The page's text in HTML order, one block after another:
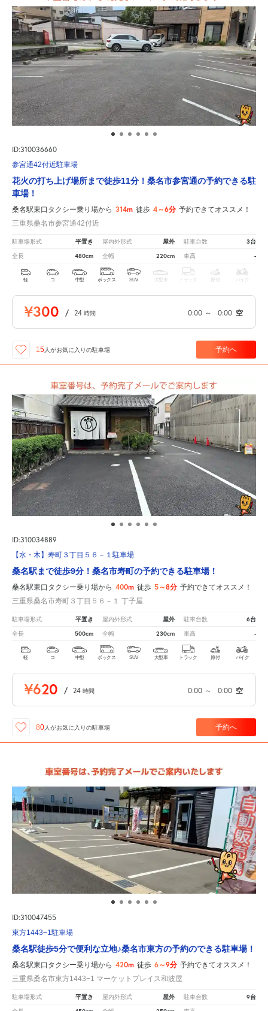
ID:310036660
参宮通42付近駐車場
花火の打ち上げ場所まで徒歩11分！桑名市参宮通の予約できる駐
車場！
桑名駅東口タクシー乗り場から 314m 徒歩 4～6分 予約できてオススメ！
三重県桑名市参宮通42付近
駐車場形式 平置き 屋内外形式 屋外 駐車台数 3台
全長 480cm 全幅 220cm 車高 -
軽 コ 中型 ボックス SUV 大型車 トラック 原付 バイク
¥300 / 24 時間 0:00 ～ 0:00 空
15 人がお気に入りの駐車場 予約へ
ID:310034889
【水・木】寿町３丁目５６－１駐車場
桑名駅まで徒歩9分！桑名市寿町の予約できる駐車場！
桑名駅東口タクシー乗り場から 400m 徒歩 5～8分 予約できてオススメ！
三重県桑名市寿町３丁目５６－１ 丁子屋
駐車場形式 平置き 屋内外形式 屋外 駐車台数 6台
全長 500cm 全幅 230cm 車高 -
軽 コ 中型 ボックス SUV 大型車 トラック 原付 バイク
¥620 / 24 時間 0:00 ～ 0:00 空
80 人がお気に入りの駐車場 予約へ
ID:310047455
東方1443−1駐車場
桑名駅徒歩5分で便利な立地♪桑名市東方の予約のできる駐車場！
桑名駅東口タクシー乗り場から 420m 徒歩 6～9分 予約できてオススメ！
三重県桑名市東方1443−1 マーケットプレイス和波屋
駐車場形式 平置き 屋内外形式 屋外 駐車台数 9台